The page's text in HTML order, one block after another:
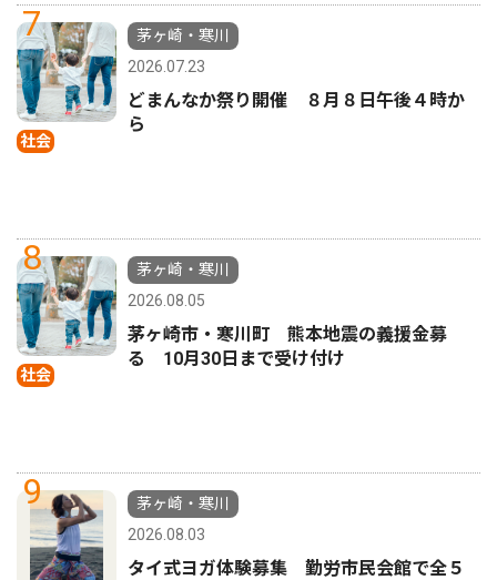
7
社会
茅ヶ崎・寒川
2026.07.23
どまんなか祭り開催 ８月８日午後４時か
ら
8
社会
茅ヶ崎・寒川
2026.08.05
茅ヶ崎市・寒川町 熊本地震の義援金募
る 10月30日まで受け付け
9
茅ヶ崎・寒川
2026.08.03
タイ式ヨガ体験募集 勤労市民会館で全５